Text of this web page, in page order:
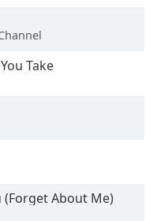
Take
(Forget About Me)